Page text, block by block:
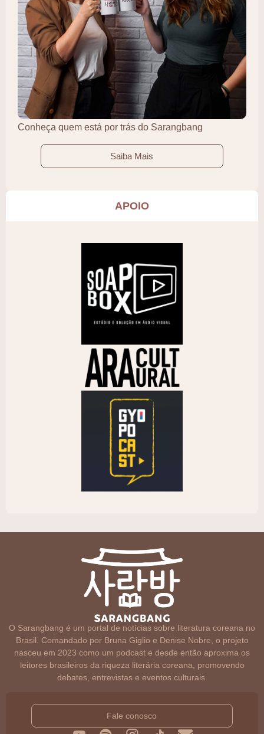
Conheça quem está por trás do Sarangbang
Saiba Mais
APOIO
O Sarangbang é um portal de notícias sobre literatura coreana no
Brasil. Comandado por Bruna Giglio e Denise Nobre, o projeto
nasceu em 2023 como um podcast e desde então aproxima os
leitores brasileiros da riqueza literária coreana, promovendo
debates, entrevistas e eventos culturais.
Fale conosco